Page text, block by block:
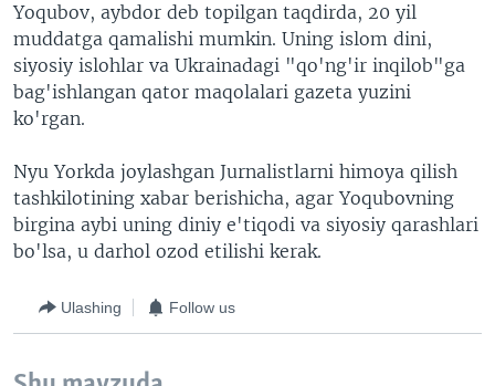
Yoqubov, aybdor deb topilgan taqdirda, 20 yil
muddatga qamalishi mumkin. Uning islom dini,
siyosiy islohlar va Ukrainadagi "qo'ng'ir inqilob"ga
bag'ishlangan qator maqolalari gazeta yuzini
ko'rgan.
Nyu Yorkda joylashgan Jurnalistlarni himoya qilish
tashkilotining xabar berishicha, agar Yoqubovning
birgina aybi uning diniy e'tiqodi va siyosiy qarashlari
bo'lsa, u darhol ozod etilishi kerak.
Ulashing Follow us